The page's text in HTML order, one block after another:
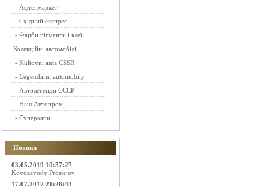
- Афтенмаркет
- Східний експрес
- Фарби пігменти і клеї
Колекційні автомобілі
- Kultovni auta CSSR
- Legendarni automobily
- Автолегенди СССР
- Наш Автопром
- Суперкари
Новини
03.05.2019 10:57:27
Kovozavody Prostejov
17.07.2017 21:28:43